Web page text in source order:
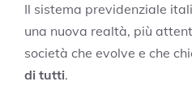
Il sistema previdenziale
una nuova realtà, più
società che evolve e che
di tutti.